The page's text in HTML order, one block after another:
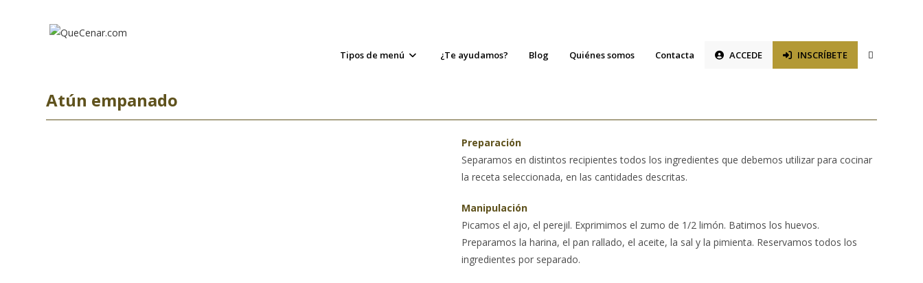
Tipos de menú ¿Te ayudamos? Blog Quiénes somos Contacta ACCEDE INSCRÍBETE Alternar
web
Atún empanado
Preparación
Separamos en distintos recipientes todos los ingredientes que debemos utilizar para cocinar
la receta seleccionada, en las cantidades descritas.
Manipulación
Picamos el ajo, el perejil. Exprimimos el zumo de 1/2 limón. Batimos los huevos.
Preparamos la harina, el pan rallado, el aceite, la sal y la pimienta. Reservamos todos los
ingredientes por separado.